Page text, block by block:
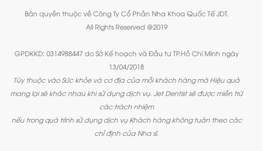
Bản quyền thuộc về Công Ty Cổ Phần Nha Khoa Quốc Tế JDT.
All Rights Reserved @2019
GPDKKD: 0314988447 do Sở Kế hoạch và Đầu tư TP.Hồ Chí Minh ngày
13/04/2018
Tùy thuộc vào Sức khỏe và cơ địa của mỗi khách hàng mà Hiệu quả
mang lại sẽ khác nhau khi sử dụng dịch vụ. Jet Dentist sẽ được miễn trừ
các trách nhiệm
nếu trong quá trình sử dụng dịch vụ Khách hàng không tuân theo các
chỉ định của Nha sĩ.